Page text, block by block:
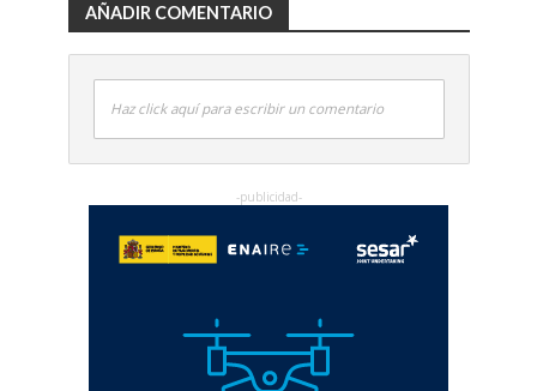
AÑADIR COMENTARIO
Haz click aquí para escribir un comentario